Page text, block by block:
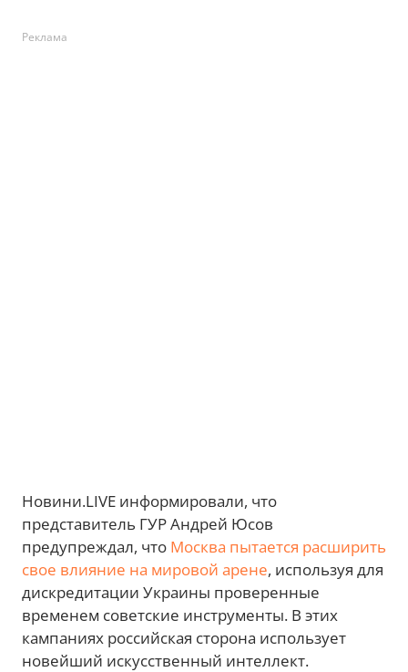
Реклама
Новини.LIVE информировали, что
представитель ГУР Андрей Юсов
предупреждал, что Москва пытается расширить
свое влияние на мировой арене, используя для
дискредитации Украины проверенные
временем советские инструменты. В этих
кампаниях российская сторона использует
новейший искусственный интеллект.